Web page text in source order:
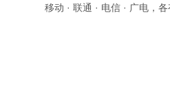
移动 · 联通 · 电信 · 广电，